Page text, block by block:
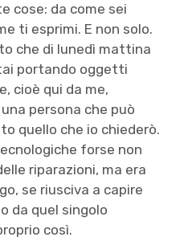
cose: da come sei
ti esprimi. E non solo.
che di lunedì mattina
portando oggetti
cioè qui da me,
persona che può
quello che io chiederò.
forse non
riparazioni, ma era
se riusciva a capire
da quel singolo
così.